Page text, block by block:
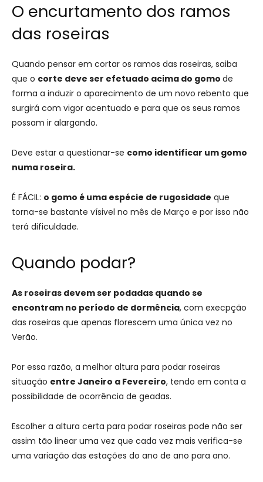
O encurtamento dos ramos
das roseiras
Quando pensar em cortar os ramos das roseiras, saiba
que o corte deve ser efetuado acima do gomo de
forma a induzir o aparecimento de um novo rebento que
surgirá com vigor acentuado e para que os seus ramos
possam ir alargando.
Deve estar a questionar-se como identificar um gomo
numa roseira.
É FÁCIL: o gomo é uma espécie de rugosidade que
torna-se bastante vísivel no mês de Março e por isso não
terá dificuldade.
Quando podar?
As roseiras devem ser podadas quando se
encontram no período de dormência, com execpção
das roseiras que apenas florescem uma única vez no
Verão.
Por essa razão, a melhor altura para podar roseiras
situação entre Janeiro a Fevereiro, tendo em conta a
possibilidade de ocorrência de geadas.
Escolher a altura certa para podar roseiras pode não ser
assim tão linear uma vez que cada vez mais verifica-se
uma variação das estações do ano de ano para ano.